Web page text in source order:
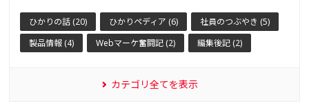
ひかりの話 (20) ひかりペディア (6)
社員のつぶやき (5)
製品情報 (4)
Webマーケ奮闘記 (2) 編集後記 (2)
カテゴリ全てを表示